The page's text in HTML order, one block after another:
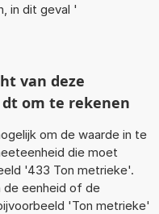
in dit geval '
van deze
om te rekenen
om de waarde in te
die moet
'433 Ton metrieke'.
de eenheid of de
'Ton metrieke'